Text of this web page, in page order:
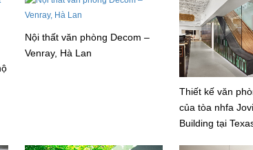
Nội thất văn phòng Decom –
Venray, Hà Lan
Thiết kế văn
của tòa nhfa
Building tại